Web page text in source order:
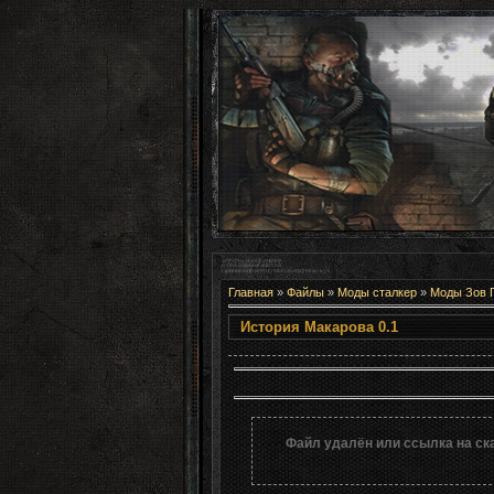
Главная» Файлы » Моды сталкер » Моды Зов
История
Файл удалён или ссылка на